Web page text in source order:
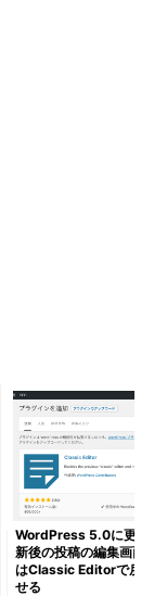
WordPress 5.0に更
新後の投稿の編集画面
はClassic Editorで戻
せる